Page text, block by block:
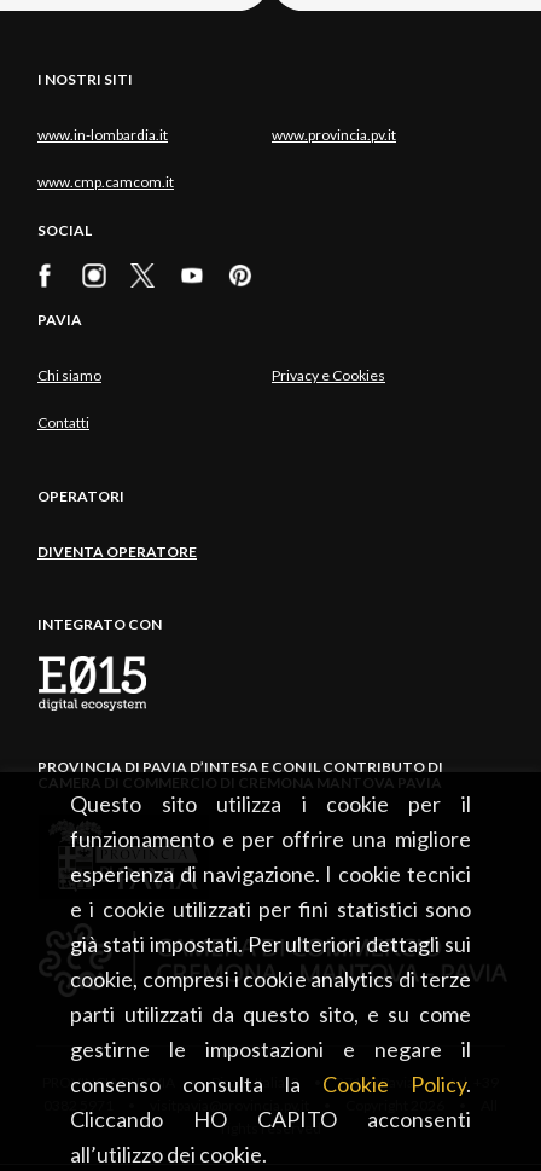
Questo sito utilizza i cookie per il
funzionamento e per offrire una migliore
esperienza di navigazione. I cookie tecnici
e i cookie utilizzati per fini statistici sono
già stati impostati. Per ulteriori dettagli sui
cookie, compresi i cookie analytics di terze
parti utilizzati da questo sito, e su come
gestirne le impostazioni e negare il
consenso consulta la Cookie Policy.
Cliccando HO CAPITO acconsenti
all’utilizzo dei cookie.
I NOSTRI SITI
www.in-lombardia.it www.provincia.pv.it
www.cmp.camcom.it
SOCIAL
PAVIA
Chi siamo Privacy e Cookies
Contatti
OPERATORI
DIVENTA OPERATORE
INTEGRATO CON
PROVINCIA DI PAVIA D’INTESA E CON IL CONTRIBUTO DI
CAMERA DI COMMERCIO DI CREMONA MANTOVA PAVIA
PROVINCIA DI PAVIA • Piazza Italia, 2 • 27100 Pavia • tel. +39
rights reserved